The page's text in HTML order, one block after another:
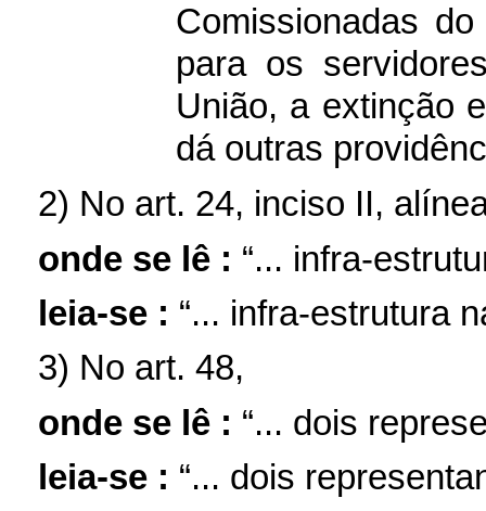
Comissionadas
para os
União, a extinção
dá outras
2) No art. 24, inciso II, alínea
onde se lê : “... infra-
leia-se : “... infra-estrutura
3) No art. 48,
onde se lê : “... dois
leia-se : “... dois